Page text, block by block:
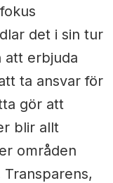
det i sin tur
att erbjuda
ta ansvar för
gör att
blir allt
områden